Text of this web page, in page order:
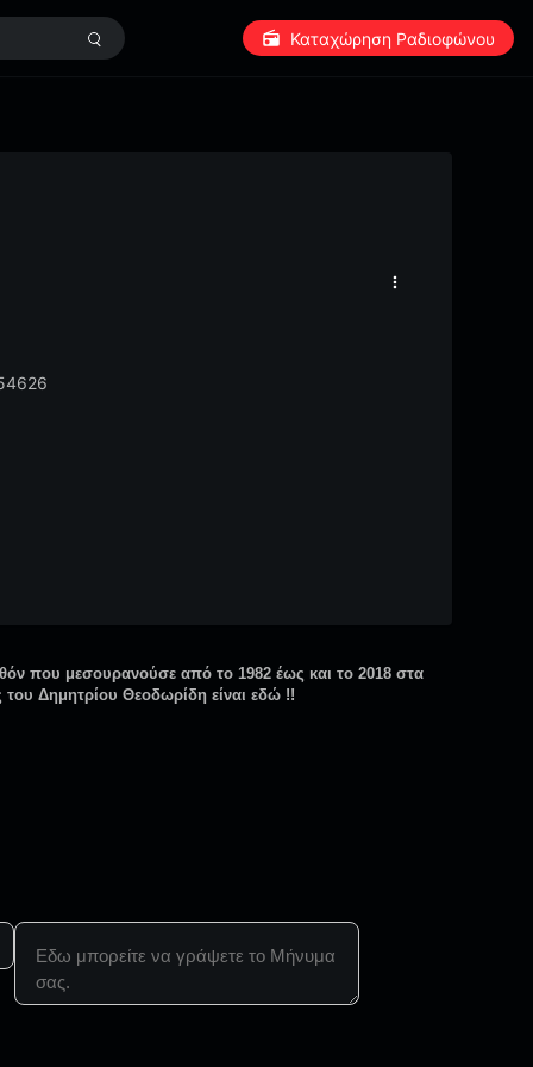
Καταχώρηση Ραδιοφώνου
που μεσουρανούσε από το 1982 έως και το 2018 στα
Δημητρίου Θεοδωρίδη είναι εδώ !!